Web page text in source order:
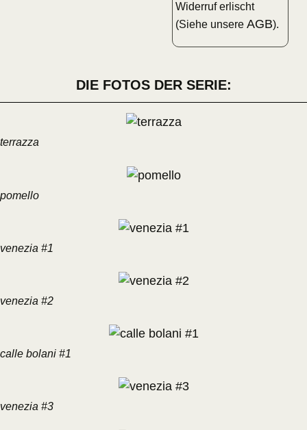
Widerruf erlischt
(Siehe unsereAGB).
DIE FOTOS DER SERIE:
terrazza
pomello
venezia #1
venezia #2
calle bolani #1
venezia #3